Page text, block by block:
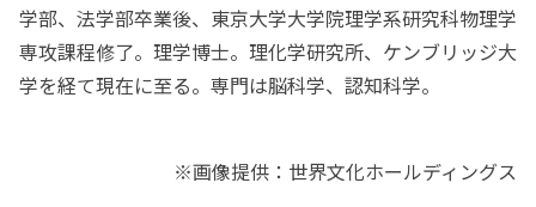
学部、法学部卒業後、東京大学大学院理学系研究科物理学
専攻課程修了。理学博士。理化学研究所、ケンブリッジ大
学を経て現在に至る。専門は脳科学、認知科学。
※画像提供：世界文化ホールディングス